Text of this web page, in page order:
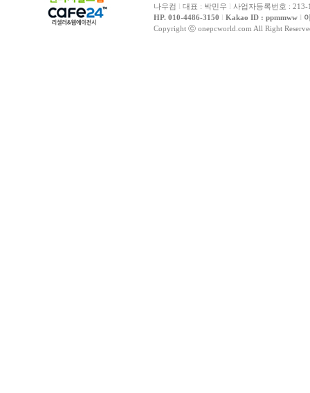
나우컴 l 대표 : 박민우 l 사업자등록번호 :
HP. 010-4486-3150 l Kakao ID : ppmmww l
Copyright ⓒ onepcworld.com All Right